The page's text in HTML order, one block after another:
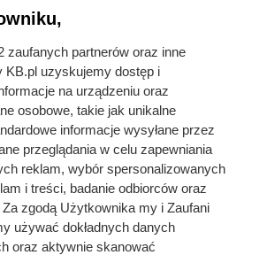
powiązana z wieżą w
i rzucił się na nogę kolesia z
przypadek żołnierza z Polski
ulubionego oszusta Ameryki.
Abagnale?
całkowicie nagą rolę. Dziś
pozwolił
zaufanych partnerów oraz inne
KB.pl uzyskujemy dostęp i
na urządzeniu oraz
osobowe, takie jak unikalne
informacje wysyłane przez
przeglądania w celu zapewniania
reklam, wybór spersonalizowanych
i treści, badanie odbiorców oraz
Za zgodą Użytkownika my i Zaufani
używać dokładnych danych
oraz aktywnie skanować